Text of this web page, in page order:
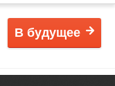
В будущее